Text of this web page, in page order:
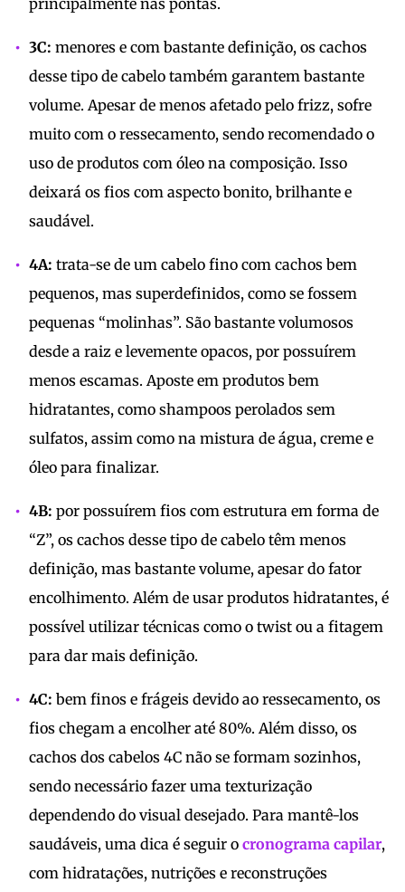
principalmente nas pontas.
3C: menores e com bastante definição, os cachos
desse tipo de cabelo também garantem bastante
volume. Apesar de menos afetado pelo frizz, sofre
muito com o ressecamento, sendo recomendado o
uso de produtos com óleo na composição. Isso
deixará os fios com aspecto bonito, brilhante e
saudável.
4A: trata-se de um cabelo fino com cachos bem
pequenos, mas superdefinidos, como se fossem
pequenas “molinhas”. São bastante volumosos
desde a raiz e levemente opacos, por possuírem
menos escamas. Aposte em produtos bem
hidratantes, como shampoos perolados sem
sulfatos, assim como na mistura de água, creme e
óleo para finalizar.
4B: por possuírem fios com estrutura em forma de
“Z”, os cachos desse tipo de cabelo têm menos
definição, mas bastante volume, apesar do fator
encolhimento. Além de usar produtos hidratantes, é
possível utilizar técnicas como o twist ou a fitagem
para dar mais definição.
4C: bem finos e frágeis devido ao ressecamento, os
fios chegam a encolher até 80%. Além disso, os
cachos dos cabelos 4C não se formam sozinhos,
sendo necessário fazer uma texturização
dependendo do visual desejado. Para mantê-los
saudáveis, uma dica é seguir o cronograma capilar,
com hidratações, nutrições e reconstruções